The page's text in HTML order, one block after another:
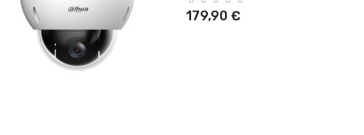
179,90 €